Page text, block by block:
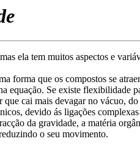
ela tem muitos aspectos e
forma que os compostos se
equação. Se existe
cai mais devagar no vácuo,
devido ás ligações
da gravidade, a matéria
o seu movimento.